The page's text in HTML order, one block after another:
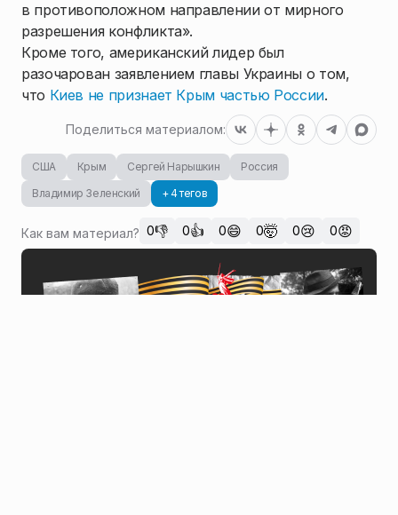
в противоположном направлении от мирного
разрешения конфликта».
Кроме того, американский лидер был
разочарован заявлением главы Украины о том,
что Киев не признает Крым частью России.
Поделиться материалом:
США Крым Сергей Нарышкин
Россия
Владимир Зеленский
+ 4 тегов
Как вам материал? 0👎 0👍 0😄 0🤯 0😢 0😡